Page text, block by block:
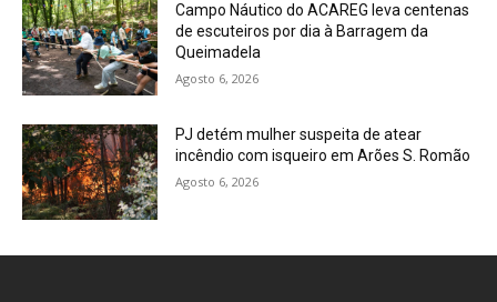
Campo Náutico do ACAREG leva centenas
de escuteiros por dia à Barragem da
Queimadela
Agosto 6, 2026
PJ detém mulher suspeita de atear
incêndio com isqueiro em Arões S. Romão
Agosto 6, 2026